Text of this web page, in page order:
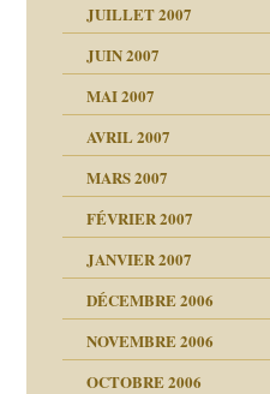
JUILLET 2007
JUIN 2007
MAI 2007
AVRIL 2007
MARS 2007
FÉVRIER 2007
JANVIER 2007
DÉCEMBRE 2006
NOVEMBRE 2006
OCTOBRE 2006